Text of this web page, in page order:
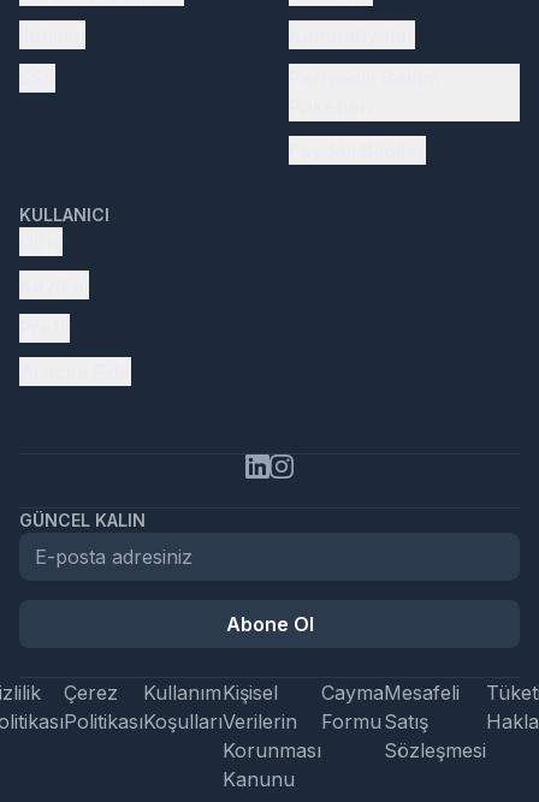
KULLANICI
GÜNCEL KALIN
Abone Ol
Çerez
Politikası
Kullanım
Koşulları
Kişisel
Verilerin
Korunması
Kanunu
Cayma
Formu
Mesafeli
Satış
Sözleşmesi